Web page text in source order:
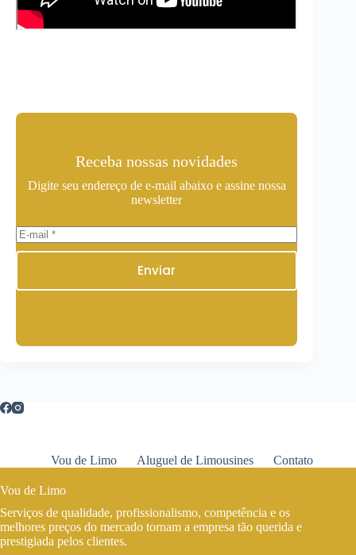
Receba nossas novidades
Digite seu endereço de e-mail abaixo e assine nossa
newsletter
Enviar
Vou de Limo Aluguel de Limousines Contato
Vou de Limo
Serviços de qualidade, profissionalismo, competência e os
melhores preços do mercado tornam a empresa tão querida e
prestigiada pelos clientes.